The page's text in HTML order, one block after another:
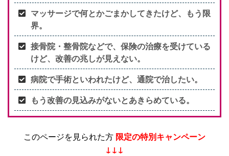
マッサージで何とかごまかしてきたけど、もう限
界。
接骨院・整骨院などで、保険の治療を受けている
けど、改善の兆しが見えない。
病院で手術といわれたけど、通院で治したい。
もう改善の見込みがないとあきらめている。
このページを見られた方 限定の特別キャンペーン
↓↓↓